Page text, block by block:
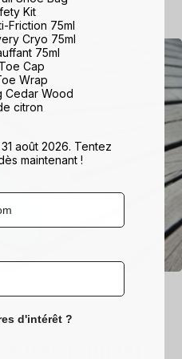
trail running
Kit
Friction 75ml
Cryo 75ml
75ml
Cap
Wrap
Cedar Wood
citron
août 2026. Tentez
maintenant !
d'intérêt ?